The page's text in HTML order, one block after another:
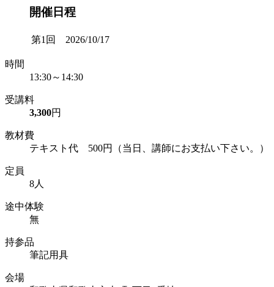
開催日程
第1回 2026/10/17
時間
13:30～14:30
受講料
3,300円
教材費
テキスト代 500円（当日、講師にお支払い下さい。）
定員
8人
途中体験
無
持参品
筆記用具
会場